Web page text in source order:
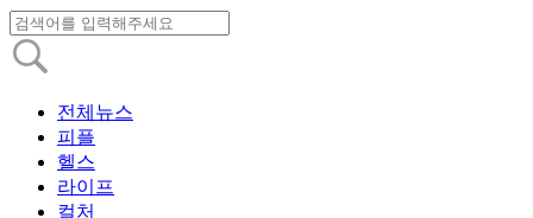
전체뉴스
피플
헬스
라이프
컬처